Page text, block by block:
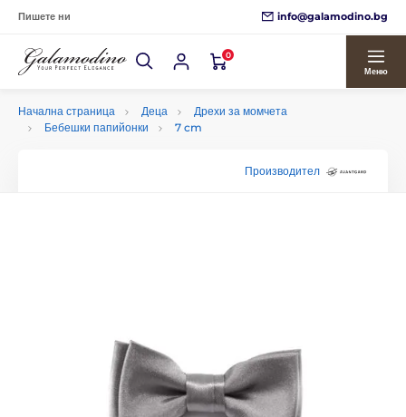
Пишете ни info@galamodino.bg
0
Меню
Начална страница Деца
Дрехи за момчета
Бебешки папийонки
7 cm
Производител